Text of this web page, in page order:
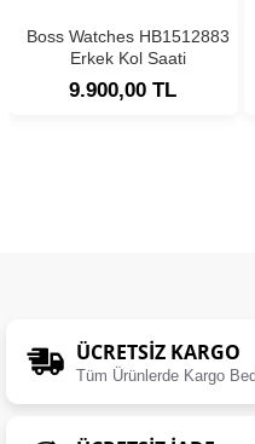
Boss Watches HB1512883
Erkek Kol Saati
9.900,00 TL
ÜCRETSIZ KARGO
Tüm Ürünlerde Kargo